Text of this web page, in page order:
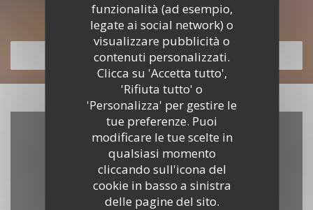
funzionalità (ad esempio,
legate ai social network) o
visualizzare pubblicità o
contenuti personalizzati.
Clicca su 'Accetta tutto',
'Rifiuta tutto' o
'Personalizza' per gestire le
tue preferenze. Puoi
modificare le tue scelte in
qualsiasi momento
cliccando sull'icona del
cookie in basso a sinistra
delle pagine del sito.
Scopri la nostra carta
SCOPRI LA NOSTRA CARTA